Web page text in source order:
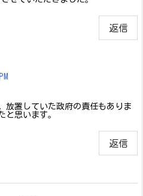
返信
放置していた政府の責任もありま
と思います。
返信